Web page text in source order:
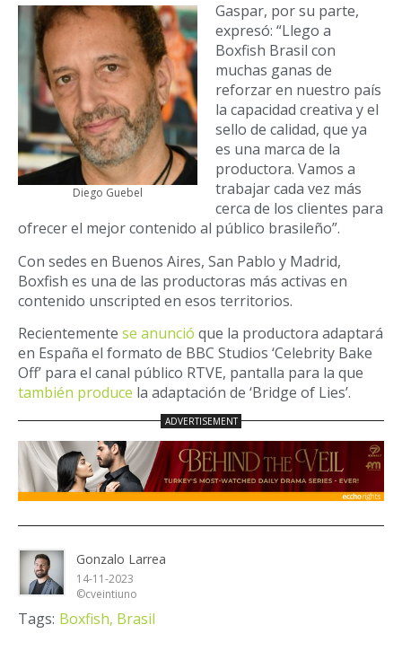
Diego Guebel
Gaspar, por su parte,
expresó: “Llego a
Boxfish Brasil con
muchas ganas de
reforzar en nuestro país
la capacidad creativa y el
sello de calidad, que ya
es una marca de la
productora. Vamos a
trabajar cada vez más
cerca de los clientes para
ofrecer el mejor contenido al público brasileño”.
Con sedes en Buenos Aires, San Pablo y Madrid,
Boxfish es una de las productoras más activas en
contenido unscripted en esos territorios.
Recientemente se anunció que la productora adaptará
en España el formato de BBC Studios ‘Celebrity Bake
Off’ para el canal público RTVE, pantalla para la que
también produce la adaptación de ‘Bridge of Lies’.
Gonzalo Larrea
14-11-2023
©cveintiuno
Tags: Boxfish, Brasil